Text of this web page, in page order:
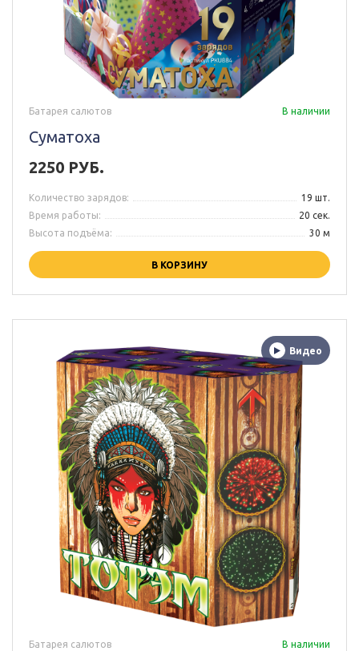
Батарея салютов В наличии
Суматоха
2250 РУБ.
Количество зарядов:
19 шт.
Время работы:
20 сек.
Высота подъёма:
30 м
В КОРЗИНУ
Видео
Батарея салютов В наличии